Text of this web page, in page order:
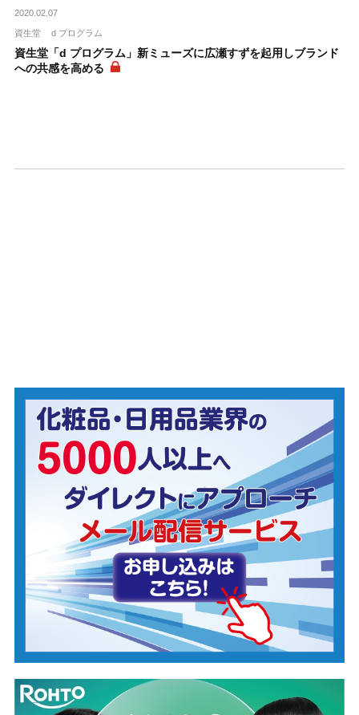
2020.02.07
資生堂 d プログラム
資生堂「d プログラム」新ミューズに広瀬すずを起用しブランド
への共感を高める